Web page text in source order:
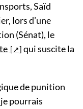
Saïd
lors d’une
(Sénat), le
qui suscite la
de punition
pourrais